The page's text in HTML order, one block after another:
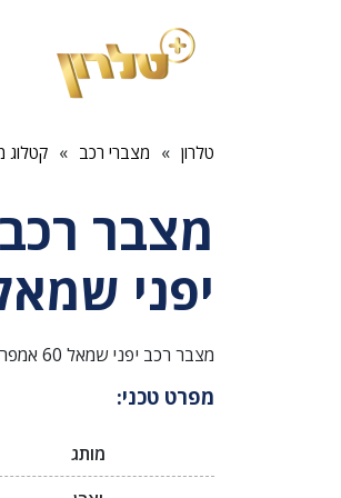
טלרון » מצברי רכב » קטלוג
יפני
מצבר רכב יפני שמאל 60 אמפר PLATIN
מפרט טכני:
מותג